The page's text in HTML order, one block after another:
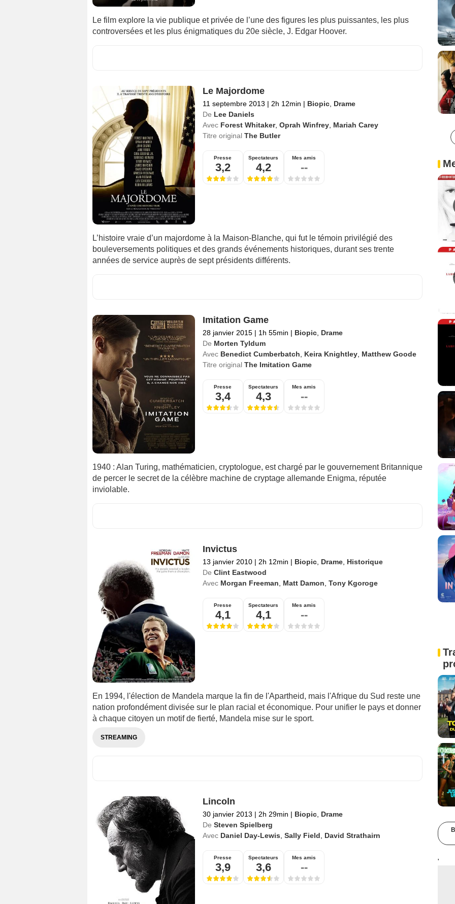
Le film explore la vie publique et privée de l’une des figures les plus puissantes, les plus
controversées et les plus énigmatiques du 20e siècle, J. Edgar Hoover.
Le Majordome
11 septembre 2013 | 2h 12min | Biopic, Drame
De Lee Daniels
Avec Forest Whitaker, Oprah Winfrey, Mariah Carey
Titre original The Butler
Presse
3,2
Spectateurs
4,2
Mes amis
--
L’histoire vraie d’un majordome à la Maison-Blanche, qui fut le témoin privilégié des
bouleversements politiques et des grands événements historiques, durant ses trente
années de service auprès de sept présidents différents.
Imitation Game
28 janvier 2015 | 1h 55min | Biopic, Drame
De Morten Tyldum
Avec Benedict Cumberbatch Keira Knightley, Matthew Goode
Titre original The Imitation Game
Presse
3,4
Spectateurs
4,3
Mes amis
--
1940 : Alan Turing, mathématicien, cryptologue, est chargé par le gouvernement Britannique
de percer le secret de la célèbre machine de cryptage allemande Enigma, réputée
inviolable.
Invictus
13 janvier 2010 | 2h 12min | Biopic, Drame, Historique
De Clint Eastwood
Avec Morgan Freeman Matt Damon Tony Kgoroge
Presse
4,1
Spectateurs
4,1
Mes amis
--
En 1994, l'élection de Mandela marque la fin de l'Apartheid, mais l'Afrique du Sud reste une
nation profondément divisée sur le plan racial et économique. Pour unifier le pays et donner
à chaque citoyen un motif de fierté, Mandela mise sur le sport.
STREAMING
Lincoln
30 janvier 2013 | 2h 29min | Biopic, Drame
De Steven Spielberg
Avec Daniel Day-Lewis Sally Field David Strathairn
Presse
3,9
Spectateurs
3,6
Mes amis
-- '